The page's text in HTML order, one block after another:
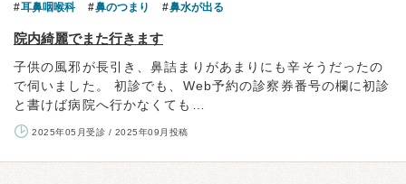
耳鼻咽喉科 鼻のつまり 鼻水が出る
院内綺麗でまた行きます
子供の風邪が長引き、鼻詰まりがあまりにも辛そうだったの
で伺いました。 初診でも、Web予約の診察券番号の欄に初診
と書けば病院へ行かなくても…
2025年05月受診 / 2025年09月投稿